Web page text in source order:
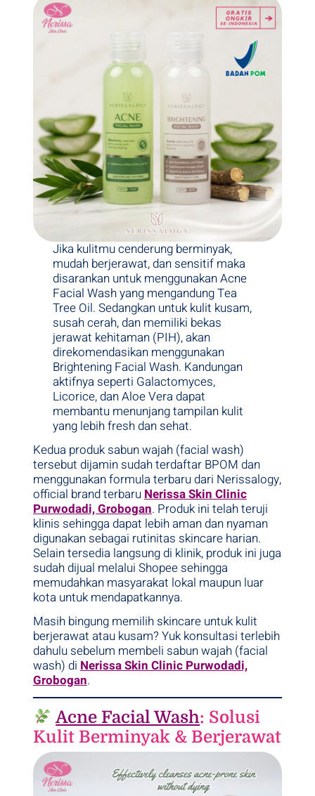
Jika kulitmu cenderung berminyak,
mudah berjerawat, dan sensitif maka
disarankan untuk menggunakan Acne
Facial Wash yang mengandung Tea
Tree Oil. Sedangkan untuk kulit kusam,
susah cerah, dan memiliki bekas
jerawat kehitaman (PIH), akan
direkomendasikan menggunakan
Brightening Facial Wash. Kandungan
aktifnya seperti Galactomyces,
Licorice, dan Aloe Vera dapat
membantu menunjang tampilan kulit
yang lebih fresh dan sehat.
Kedua produk sabun wajah (facial wash)
tersebut dijamin sudah terdaftar BPOM dan
menggunakan formula terbaru dari Nerissalogy,
official brand terbaruNerissa Skin Clinic
Purwodadi, Grobogan. Produk ini telah teruji
klinis sehingga dapat lebih aman dan nyaman
digunakan sebagai rutinitas skincare harian.
Selain tersedia langsung di klinik, produk ini juga
sudah dijual melalui Shopee sehingga
memudahkan masyarakat lokal maupun luar
kota untuk mendapatkannya.
Masih bingung memilih skincare untuk kulit
berjerawat atau kusam? Yuk konsultasi terlebih
dahulu sebelum membeli sabun wajah (facial
wash) diNerissa Skin Clinic Purwodadi,
Grobogan.
Acne Facial Wash: Solusi
Kulit Berminyak & Berjerawat